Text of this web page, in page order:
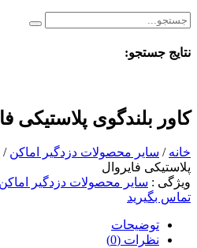
نتایج جستجو:
کاور بلندگوی پلاستیکی
خانه / سایر محصولات دزدگیر اماکن /
پلاستیکی فایروال
ویژگی : سایر محصولات دزدگیر اماکن
تماس بگیرید
توضیحات
نظرات (0)